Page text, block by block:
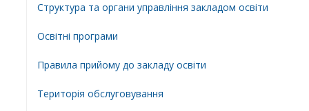
Структура та органи управління закладом освіти
Освiтнi програми
Правила прийому до закладу освіти
Територiя обслуговування